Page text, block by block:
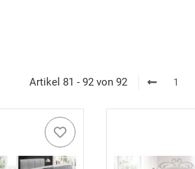
Artikel 81 - 92 von 92 1